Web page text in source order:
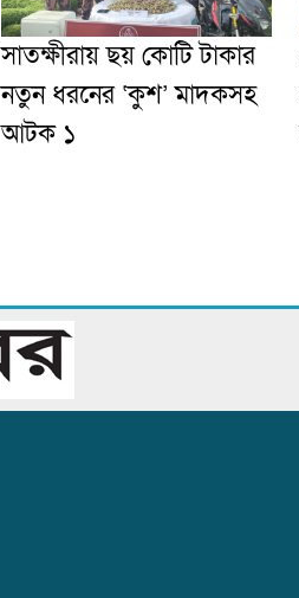
সাতক্ষীরায় ছয় কোটি টাকার
নতুন ধরনের ‘কুশ’ মাদকসহ
আটক ১